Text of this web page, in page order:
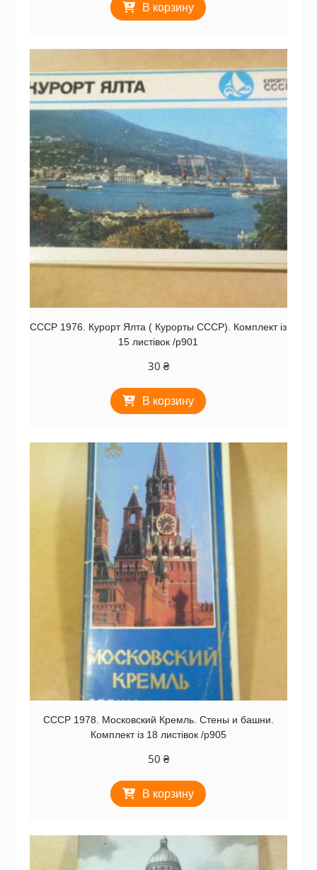
В корзину
СССР 1976. Курорт Ялта ( Курорты СССР). Комплект із
15 листівок /р901
30 ₴
В корзину
СССР 1978. Московский Кремль. Стены и башни.
Комплект із 18 листівок /р905
50 ₴
В корзину